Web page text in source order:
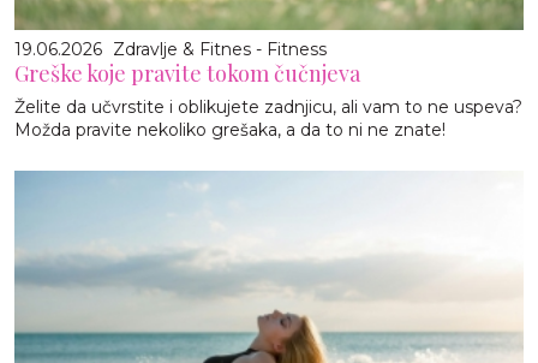
19.06.2026 Zdravlje & Fitnes - Fitness
Greške koje pravite tokom čučnjeva
Želite da učvrstite i oblikujete zadnjicu, ali vam to ne uspeva?
Možda pravite nekoliko grešaka, a da to ni ne znate!